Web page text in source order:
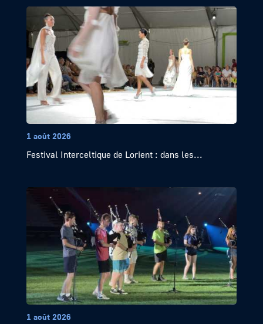
1 août 2026
Festival Interceltique de Lorient : dans les...
1 août 2026